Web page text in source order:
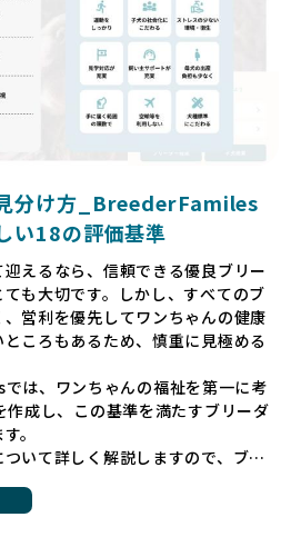
評価基準や評価結果をオープンに
消費者の皆様が安心して子犬やブ
整えています。
しい情報をもとに優良ブリーダー
んを家族のように愛する優良ブリ
「悪徳ブリーダー」が自然と淘汰
ます。目の前の子犬だけでなく、親
いきたいと考えています。
整っていない場合が多く、販売ま
離移動のストレスを受けることが
うな環境は、健康リスクや社会性
ワンちゃんにとっても望ましいと
はペットショップを介
とともに、ペットオークションや
ブリーダーの掲載も行ってしませ
がいい理由の詳細はこちら
分け方_BreederFamiles
い18の評価基準
えるなら、信頼できる優良ブリー
も大切です。しかし、すべてのブ
営利を優先してワンちゃんの健康
ころもあるため、慎重に見極める
は、ワンちゃんの福祉を第一に考
作成し、この基準を満たすブリーダ
。
いて詳しく解説しますので、ブリ